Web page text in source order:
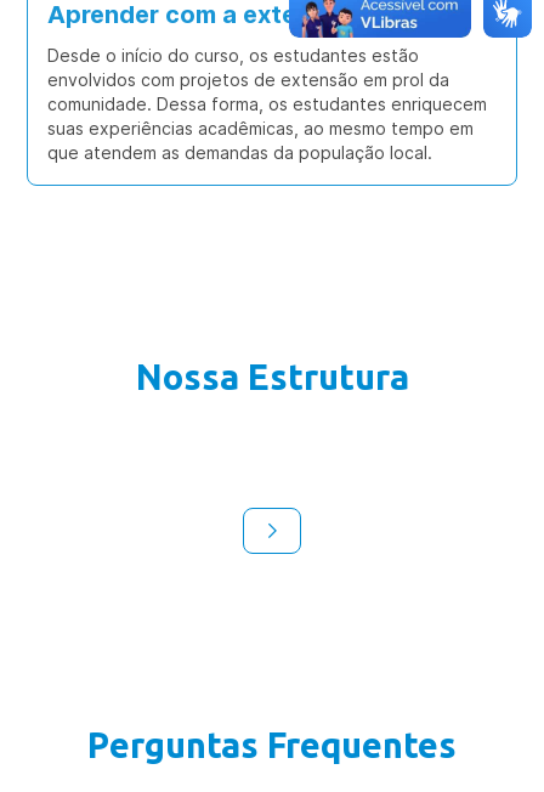
Aprender com a extensão
Desde o início do curso, os estudantes estão
envolvidos com projetos de extensão em prol da
comunidade. Dessa forma, os estudantes enriquecem
suas experiências acadêmicas, ao mesmo tempo em
que atendem as demandas da população local.
Nossa Estrutura
Perguntas Frequentes